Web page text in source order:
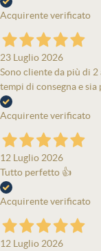
Acquirente verificato
23 Luglio 2026
Sono cliente da più di
tempi di consegna e
Acquirente verificato
12 Luglio 2026
Tutto perfetto 👍
Acquirente verificato
12 Luglio 2026